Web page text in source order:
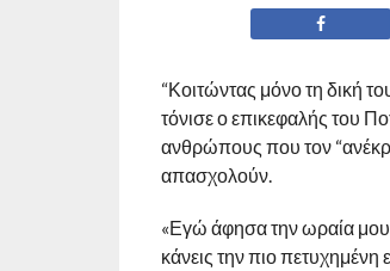
“Κοιτώντας μόνο τη δική
τόνισε ο επικεφαλής του
ανθρώπους που τον
απασχολούν.
«Εγώ άφησα την ωραία μου
κάνεις την πιο